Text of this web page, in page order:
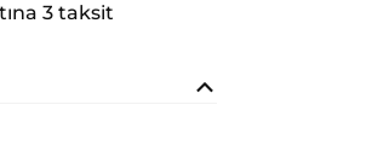
3 taksit